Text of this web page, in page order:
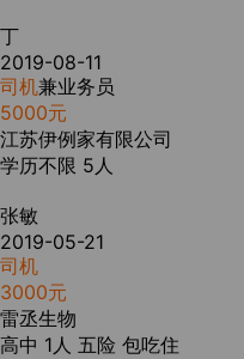
丁
2019-08-11
司机兼业务员
5000元
江苏伊例家有限公司
学历不限 5人
张敏
2019-05-21
司机
3000元
雷丞生物
高中 1人 五险 包吃住